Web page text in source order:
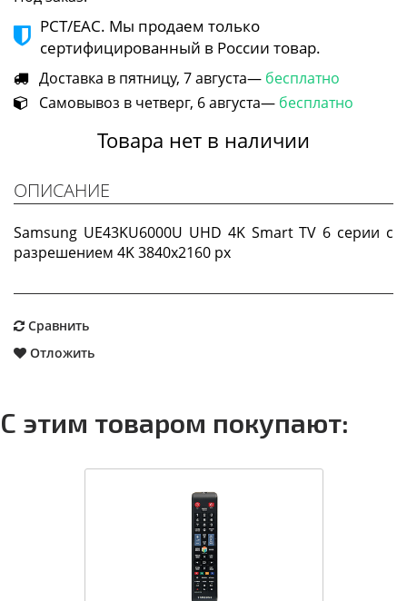
РСТ/ЕАС. Мы продаем только
сертифицированный в России товар.
Доставка в пятницу, 7 августа— бесплатно
Самовывоз в четверг, 6 августа— бесплатно
Товара нет в наличии
ОПИСАНИЕ
Samsung UE43KU6000U UHD 4K Smart TV 6 серии c
разрешением 4K 3840x2160 px
Сравнить
Отложить
С этим товаром покупают: